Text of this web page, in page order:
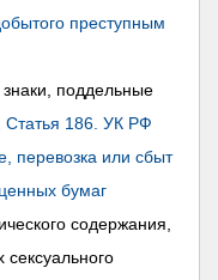
преступным
поддельные
Статья 186. УК РФ
перевозка или сбыт
бумаг
содержания,